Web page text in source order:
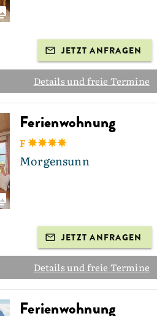
JETZT ANFRAGEN
Details und freie Termine
Ferienwohnung
F
Morgensunn
JETZT ANFRAGEN
Details und freie Termine
Ferienwohnung